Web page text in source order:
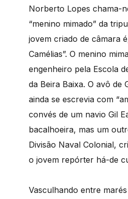
Norberto Lopes chama-
“menino mimado” da
jovem criado de câmara
Camélias”. O menino
engenheiro pela Escola
da Beira Baixa. O avô de
ainda se escrevia com
convés de um navio Gil
bacalhoeira, mas um
Divisão Naval Colonial,
o jovem repórter há-de
Vasculhando entre